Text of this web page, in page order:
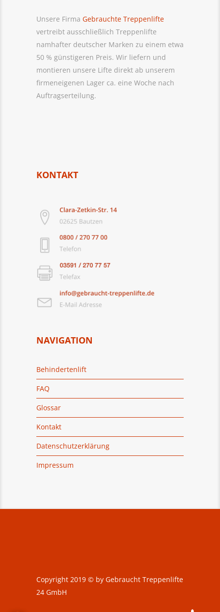
Unsere Firma Gebrauchte Treppenlifte
vertreibt ausschließlich Treppenlifte
namhafter deutscher Marken zu einem etwa
50 % günstigeren Preis. Wir liefern und
montieren unsere Lifte direkt ab unserem
firmeneigenen Lager ca. eine Woche nach
Auftragserteilung.
KONTAKT
NAVIGATION
Behindertenlift
FAQ
Glossar
Kontakt
Datenschutzerklärung
Impressum
Copyright 2019 © by Gebraucht Treppenlifte
24 GmbH